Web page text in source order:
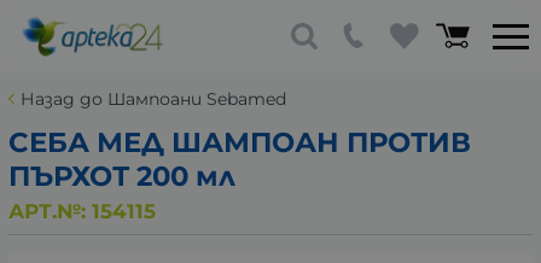
Назад до Шампоани Sebamed
СЕБА МЕД ШАМПОАН ПРОТИВ
ПЪРХОТ 200 мл
АРТ.№: 154115